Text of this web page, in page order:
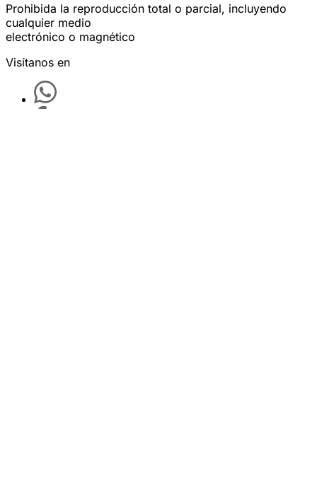
Prohibida la reproducción total o parcial, incluyendo
cualquier medio
electrónico o magnético
Visítanos en